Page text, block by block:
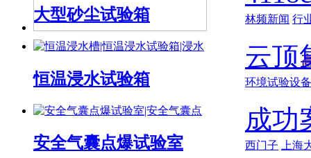
大型砂尘试验箱
恒温浸水试验箱
安全气囊点爆试验室
林频新闻 行
云顶
环境试验设备
成功
西门子 上海